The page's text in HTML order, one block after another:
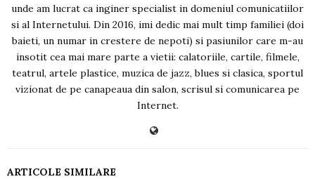
unde am lucrat ca inginer specialist in domeniul comunicatiilor
si al Internetului. Din 2016, imi dedic mai mult timp familiei (doi
baieti, un numar in crestere de nepoti) si pasiunilor care m-au
insotit cea mai mare parte a vietii: calatoriile, cartile, filmele,
teatrul, artele plastice, muzica de jazz, blues si clasica, sportul
vizionat de pe canapeaua din salon, scrisul si comunicarea pe
Internet.
ARTICOLE SIMILARE